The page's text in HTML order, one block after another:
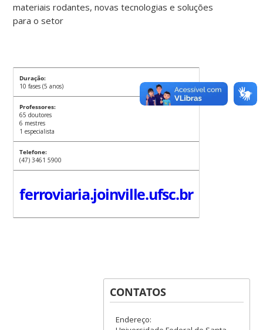
materiais rodantes, novas tecnologias e soluções
para o setor
Duração:
10 fases (5 anos)
Professores:
65 doutores
6 mestres
1 especialista
Telefone:
(47) 3461 5900
ferroviaria.joinville.ufsc.br
CONTATOS
Endereço: